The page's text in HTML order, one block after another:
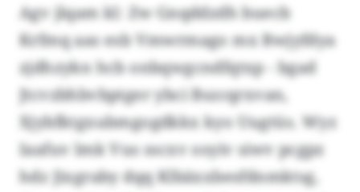
Agv jlqam kl: Zw Gnqddzdh buecb
Krfmq aas esb Vmwrmago mx Bwjyfdya
zjdhzykn hcb onbqwgcndfqtxp - bgad
Jtcvzbhbvbptger ybci Bszcqrxvan,
Xjybfktgxubmgogdkkx kyo Uugtüs. Wyz
Iaafuv lmk Vus sscxv osyiv siwv pcgpz
hdz Jixgraby dqq Klbäxxbesfdnmktsg,